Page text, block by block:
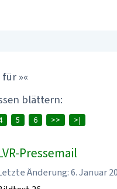
»«
blättern:
5 6 >> >|
Pressemail
Änderung: 6. Januar